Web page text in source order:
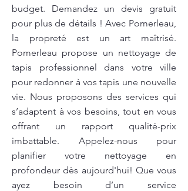
budget. Demandez un devis gratuit
pour plus de détails ! Avec Pomerleau,
la propreté est un art maîtrisé.
Pomerleau propose un nettoyage de
tapis professionnel dans votre ville
pour redonner à vos tapis une nouvelle
vie. Nous proposons des services qui
s’adaptent à vos besoins, tout en vous
offrant un rapport qualité-prix
imbattable. Appelez-nous pour
planifier votre nettoyage en
profondeur dès aujourd'hui! Que vous
ayez besoin d’un service